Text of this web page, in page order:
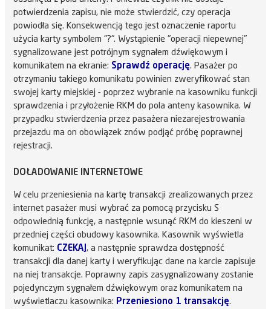
potwierdzenia zapisu, nie może stwierdzić, czy operacja
powiodła się. Konsekwencją tego jest oznaczenie raportu
użycia karty symbolem "?". Wystąpienie "operacji niepewnej"
sygnalizowane jest potrójnym sygnałem dźwiękowym i
komunikatem na ekranie: Sprawdź operację. Pasażer po
otrzymaniu takiego komunikatu powinien zweryfikować stan
swojej karty miejskiej - poprzez wybranie na kasowniku funkcji
sprawdzenia i przyłożenie RKM do pola anteny kasownika. W
przypadku stwierdzenia przez pasażera niezarejestrowania
przejazdu ma on obowiązek znów podjąć próbę poprawnej
rejestracji.
DOŁADOWANIE INTERNETOWE
W celu przeniesienia na kartę transakcji zrealizowanych przez
internet pasażer musi wybrać za pomocą przycisku S
odpowiednią funkcję, a następnie wsunąć RKM do kieszeni w
przedniej części obudowy kasownika. Kasownik wyświetla
komunikat: CZEKAJ, a następnie sprawdza dostępność
transakcji dla danej karty i weryfikując dane na karcie zapisuje
na niej transakcje. Poprawny zapis zasygnalizowany zostanie
pojedynczym sygnałem dźwiękowym oraz komunikatem na
wyświetlaczu kasownika: Przeniesiono 1 transakcję.